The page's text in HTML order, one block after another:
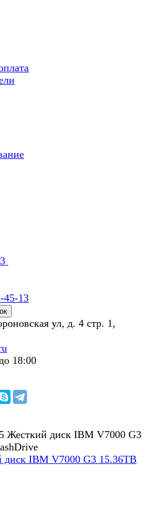
45-13
ул, д. 4 стр. 1,
18:00
Жесткий диск IBM V7000 G3